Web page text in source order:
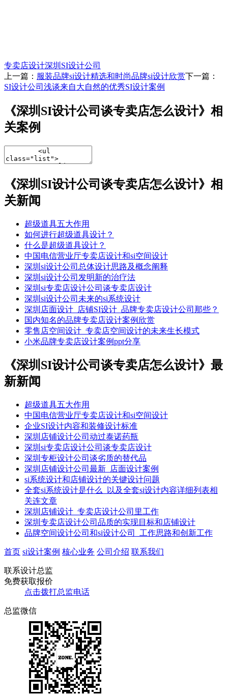
专卖店设计深圳SI设计公司
上一篇： 服装品牌si设计精选和时尚品牌si设计欣赏下一篇：
SI设计公司浅谈来自大自然的优秀SI设计案例
《深圳SI设计公司谈专卖店怎么设计》相
关案例
《深圳SI设计公司谈专卖店怎么设计》相
关新闻
超级道具五大作用
如何进行超级道具设计？
什么是超级道具设计？
中国电信营业厅专卖店设计和si空间设计
深圳si设计公司总体设计思路及概念阐释
深圳si设计公司发明新的治疗法
深圳si专卖店设计公司谈专卖店设计
深圳si设计公司未来的si系统设计
深圳店面设计_店铺SI设计_品牌专卖店设计公司那些？
国内知名的品牌专卖店设计案例欣赏
零售店空间设计_专卖店空间设计的未来生长模式
小米品牌专卖店设计案例ppt分享
《深圳SI设计公司谈专卖店怎么设计》最
新新闻
超级道具五大作用
中国电信营业厅专卖店设计和si空间设计
企业SI设计内容和装修设计标准
深圳店铺设计公司动过泰诺药瓶
深圳si专卖店设计公司谈专卖店设计
深圳专柜设计公司谈劣质的替代品
深圳店铺设计公司最新_店面设计案例
si系统设计和店铺设计的关键设计问题
全套si系统设计是什么_以及全套si设计内容详细列表相
关连文章
深圳店铺设计_专卖店设计公司里工作
深圳专卖店设计公司品质的实现目标和店铺设计
品牌空间设计公司和si设计公司_工作思路和创新工作
首页 si设计案例 核心业务 公司介绍 联系我们
联系设计总监
免费获取报价
点击拨打总监电话
总监微信